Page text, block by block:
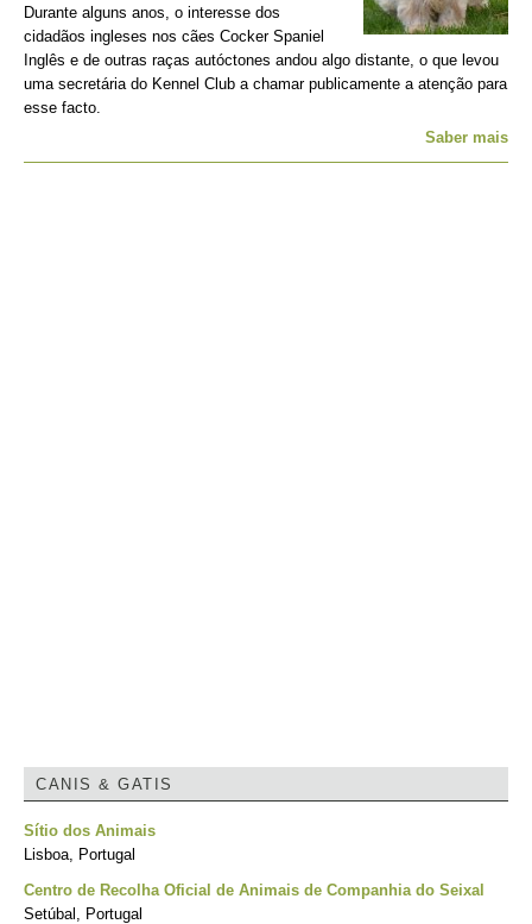
Durante alguns anos, o interesse dos
cidadãos ingleses nos cães Cocker Spaniel
Inglês e de outras raças autóctones andou algo distante, o que levou
uma secretária do Kennel Club a chamar publicamente a atenção para
esse facto.
Saber mais
CANIS & GATIS
Sítio dos Animais
Lisboa, Portugal
Centro de Recolha Oficial de Animais de Companhia do Seixal
Setúbal, Portugal